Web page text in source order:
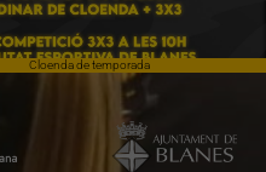
Cloenda de temporada